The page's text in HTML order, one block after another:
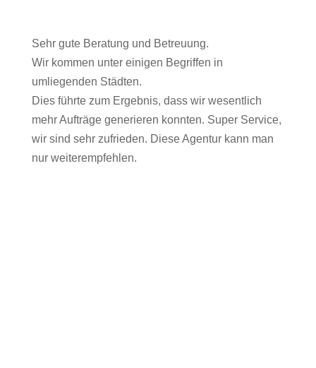
Sehr gute Beratung und Betreuung.
Wir kommen unter einigen Begriffen in
umliegenden Städten.
Dies führte zum Ergebnis, dass wir wesentlich
mehr Aufträge generieren konnten. Super Service,
wir sind sehr zufrieden. Diese Agentur kann man
nur weiterempfehlen.